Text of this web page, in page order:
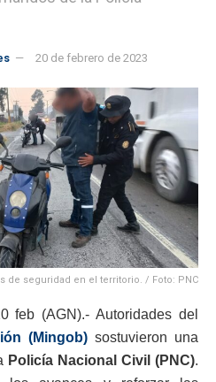
20 de febrero de 2023
de seguridad en el territorio. / Foto: PNC
feb (AGN).- Autoridades del
(Mingob) sostuvieron una
Policía Nacional Civil (PNC).